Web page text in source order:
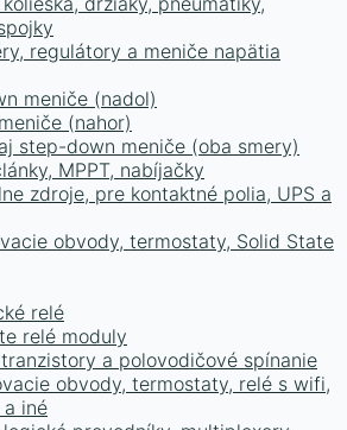
regulátory a meniče napätia
meniče (nadol)
(nahor)
step-down meniče (oba smery)
MPPT, nabíjačky
zdroje, pre kontaktné polia, UPS a
obvody, termostaty, Solid State
relé
relé moduly
a polovodičové spínanie
obvody, termostaty, relé s wifi,
a iné